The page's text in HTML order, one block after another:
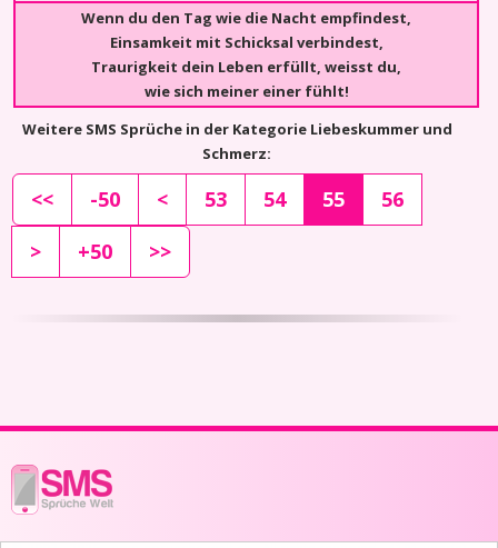
Wenn du den Tag wie die Nacht empfindest,
Einsamkeit mit Schicksal verbindest,
Traurigkeit dein Leben erfüllt, weisst du,
wie sich meiner einer fühlt!
Weitere SMS Sprüche in der Kategorie Liebeskummer und
Schmerz:
<< -50 < 53 54 55
56
>
+50 >>